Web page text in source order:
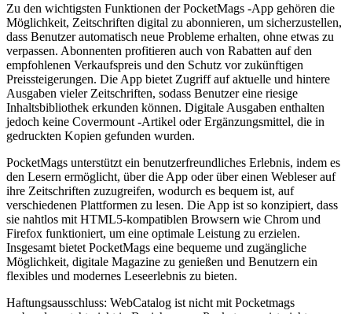
Zu den wichtigsten Funktionen der PocketMags -App gehören die
Möglichkeit, Zeitschriften digital zu abonnieren, um sicherzustellen,
dass Benutzer automatisch neue Probleme erhalten, ohne etwas zu
verpassen. Abonnenten profitieren auch von Rabatten auf den
empfohlenen Verkaufspreis und den Schutz vor zukünftigen
Preissteigerungen. Die App bietet Zugriff auf aktuelle und hintere
Ausgaben vieler Zeitschriften, sodass Benutzer eine riesige
Inhaltsbibliothek erkunden können. Digitale Ausgaben enthalten
jedoch keine Covermount -Artikel oder Ergänzungsmittel, die in
gedruckten Kopien gefunden wurden.
PocketMags unterstützt ein benutzerfreundliches Erlebnis, indem es
den Lesern ermöglicht, über die App oder über einen Webleser auf
ihre Zeitschriften zuzugreifen, wodurch es bequem ist, auf
verschiedenen Plattformen zu lesen. Die App ist so konzipiert, dass
sie nahtlos mit HTML5-kompatiblen Browsern wie Chrom und
Firefox funktioniert, um eine optimale Leistung zu erzielen.
Insgesamt bietet PocketMags eine bequeme und zugängliche
Möglichkeit, digitale Magazine zu genießen und Benutzern ein
flexibles und modernes Leseerlebnis zu bieten.
Haftungsausschluss: WebCatalog ist nicht mit Pocketmags